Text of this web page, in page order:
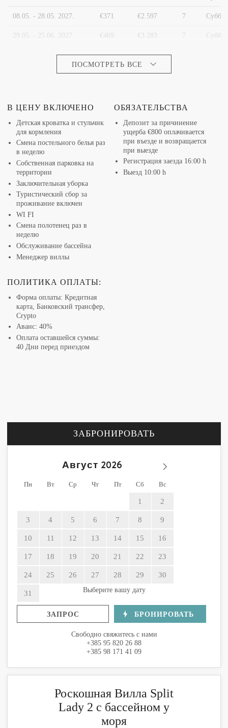
Расстояниедо моря - 250 м, 11 км до Трогира и 15 км
до центра Сплита.
Проведите отпуск в настоящем оазисе стиля и
элегантности вроскошной вилле с частным
08.05. - 28.05. 2027. €371 €2.597 7
29.05. - 25.06. 2027. €469 €3.283 7
26.06. - 02.07. 2027. €626 €4.382
03.07. - 20.08. 2027. €707 €4.949
28.08. - 10.09. 2027. €3.283 7
11.09. - 01.10. 2027. €2.597 7
02.10. - 30.12. 2027. €2.310
ПОСМОТРЕТЬ ВСЕ
В ЦЕНУ ВКЛЮЧЕНО
Детская кроватка и стульчик
для кормления
Смена постельного белья раз
в неделю
Собственная парковка на
территории
Заключительная уборка
Туристический сбор за
проживание включен
WI FI
Смена полотенец раз в
неделю
Обслуживание бассейна
Менеджер виллы
ОБЯЗАТЕЛЬСТВА
Депозит за причинение
ущерба €800 оплачивается
при въезде и возвращается
при выезде
Регистрация заезда 16:00 h
Выезд 10:00 h
ПОЛИТИКА ОПЛАТЫ:
Форма оплаты: Кредитная
карта, Банковский трансфер,
Crypto
Аванс: 40%
Оплата оставшейся суммы:
40 Дни перед приездом
ЗАБРОНИРОВАТЬ
Август
Пн Вт Ср Чт Пт Сб Вс
1 2
3 4 5 6 7 8 9
10 11 12 13 14 15 16
17 18 19 20 21 22 23
24 25 26 27 28 29 30
31 Выберите вашу дату
ЗАПРОС БРОНИРОВАТЬ
Свободно свяжитесь с нами
+385 95 820 26 88
+385 98 171 41 09
Роскошная Вилла Split
Lady 2 с бассейном у
моря